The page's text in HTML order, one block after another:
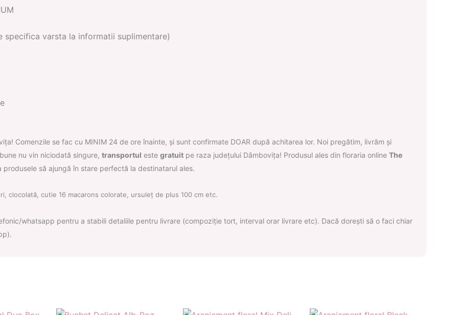
specifica varsta la informatii suplimentare)
Comenzile se fac cu MINIM 24 de ore înainte, și sunt confirmate DOAR după achitarea lor. Noi pregătim, livrăm și
nu vin niciodată singure, transportul este gratuitpe raza județului Dâmbovița! Produsul ales din floraria online The
să ajungă în stare perfectă la destinatarul ales.
ciocolată, cutie 16 macarons colorate, ursuleț de plus 100 cm etc.
whatsapp pentru a stabili detaliile pentru livrare (compoziție tort, interval orar livrare etc). Dacă dorești să o faci chiar